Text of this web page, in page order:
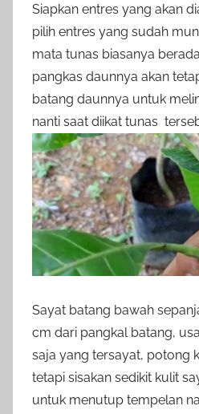
Siapkan entres yang akan
pilih entres yang sudah
mata tunas biasanya
pangkas daunnya akan
batang daunnya untuk
nanti saat diikat tunas
Sayat batang bawah
cm dari pangkal batang,
saja yang tersayat, potong
tetapi sisakan sedikit kulit
untuk menutup tempelan